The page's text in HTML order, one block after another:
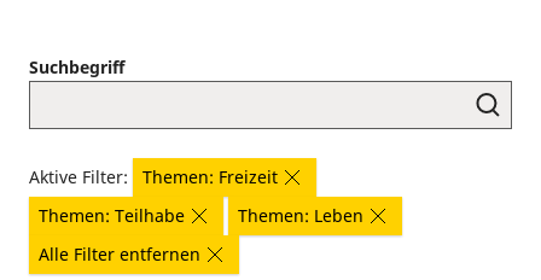
Suchbegriff
Aktive Filter:
Themen: Freizeit
Themen: Teilhabe
Themen: Leben
Alle Filter entfernen